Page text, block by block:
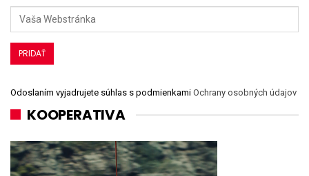
Odoslaním vyjadrujete súhlas s podmienkami Ochrany osobných údajov
KOOPERATIVA